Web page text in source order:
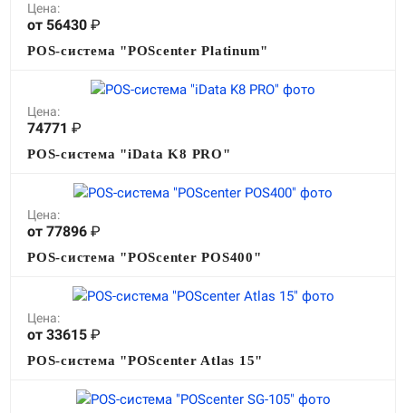
Цена:
от 56430 ₽
POS-система "POScenter Platinum"
Цена:
74771 ₽
POS-система "iData K8 PRO"
Цена:
от 77896 ₽
POS-система "POScenter POS400"
Цена:
от 33615 ₽
POS-система "POScenter Atlas 15"